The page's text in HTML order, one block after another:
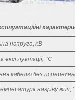
напруга, кВ
експлуатації, °С
кабелю без попереднього
нагріву жил, °С